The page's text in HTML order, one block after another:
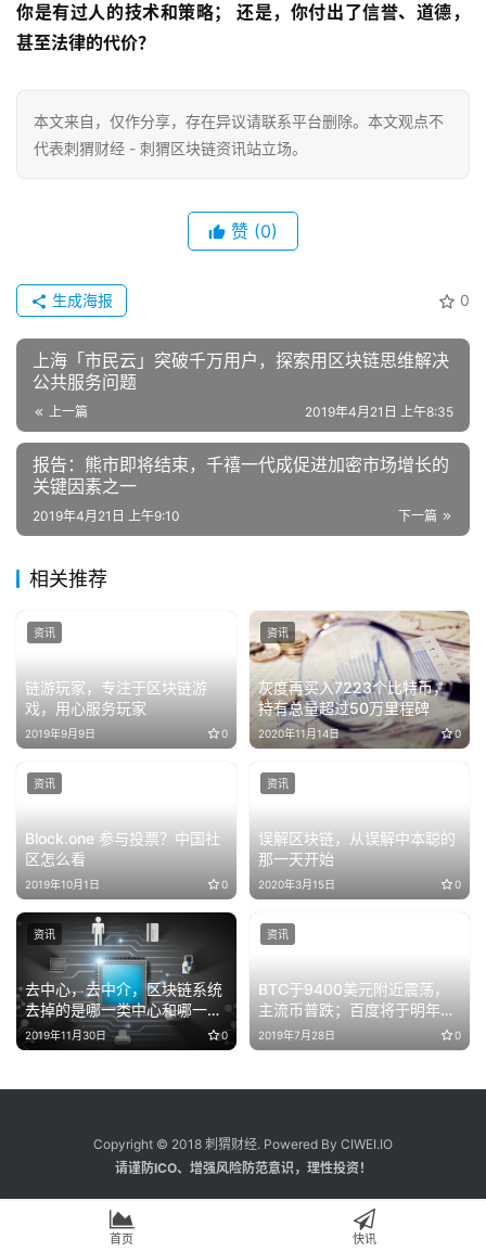
你是有过人的技术和策略； 还是，你付出了信誉、道德，
甚至法律的代价？
本文来自 ，仅作分享，存在异议请联系平台删除。本文观点不
代表刺猬财经 - 刺猬区块链资讯站立场。
赞 (0)
0
生成海报
上海「市民云」突破千万用户，探索用区块链思维解决
公共服务问题
上一篇 2019年4月21日 上午8:35
报告：熊市即将结束，千禧一代成促进加密市场增长的
关键因素之一
下一篇
2019年4月21日 上午9:10
相关推荐
链游玩家，专注于区块链游
戏，用心服务玩家
2019年9月9日 0
资讯
灰度再买入7223个比特币，
持有总量超过50万里程碑
2020年11月14日 0
资讯
Block.one 参与投票？中国社
区怎么看
2019年10月1日 0
资讯
误解区块链，从误解中本聪的
那一天开始
2020年3月15日 0
资讯
去中心，去中介，区块链系统
去掉的是哪一类中心和哪一类
中介？
2019年11月30日 0
资讯
BTC于9400美元附近震荡，
主流币普跌；百度将于明年
2020上半年开源超级节点技
术，实现跨链 | 晨报
2019年7月28日 0
资讯
Copyright © 2018 刺猬财经. Powered By CIWEI.IO
请谨防ICO、增强风险防范意识，理性投资！
首页 快讯